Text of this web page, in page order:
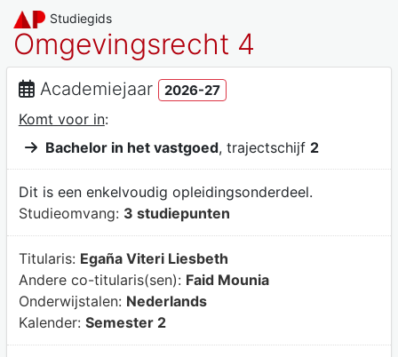
Studiegids
Omgevingsrecht 4
Academiejaar 2026-27
Komt voor in:
Bachelor in het vastgoed, trajectschijf 2
Dit is een enkelvoudig opleidingsonderdeel.
Studieomvang: 3 studiepunten
Titularis: Egaña Viteri Liesbeth
Andere co-titularis(sen): Faid Mounia
Onderwijstalen: Nederlands
Kalender: Semester 2